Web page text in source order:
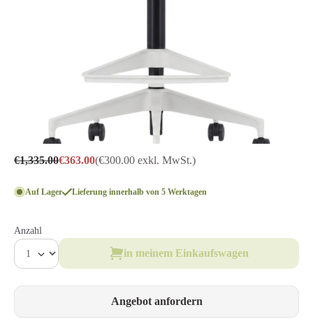
€1,335.00€363.00(€300.00 exkl. MwSt.)
Auf Lager Lieferung innerhalb von 5 Werktagen
Anzahl
in meinem Einkaufswagen
Angebot anfordern